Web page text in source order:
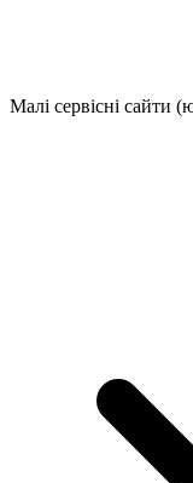
Малі сервісні сайти